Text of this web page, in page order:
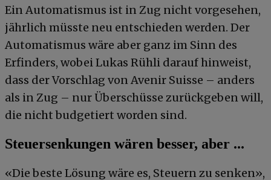
Ein Automatismus ist in Zug nicht vorgesehen,
jährlich müsste neu entschieden werden. Der
Automatismus wäre aber ganz im Sinn des
Erfinders, wobei Lukas Rühli darauf hinweist,
dass der Vorschlag von Avenir Suisse – anders
als in Zug – nur Überschüsse zurückgeben will,
die nicht budgetiert worden sind.
Steuersenkungen wären besser, aber ...
«Die beste Lösung wäre es, Steuern zu senken»,